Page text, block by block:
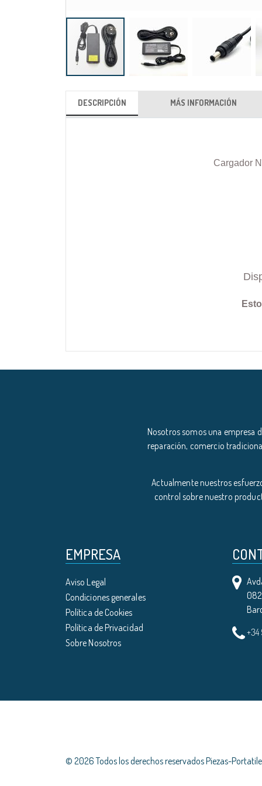
DESCRIPCIÓN
Cargador
MÁS INFORMACIÓN
Nosotros somos una empresa
reparación, comercio
Actualmente nuestros
control sobre nuestro
EMPRESA
Aviso Legal
Condiciones generales
Política de Cookies
Política de Privacidad
Sobre Nosotros
© 2026 Todos los derechos reservados Piezas-